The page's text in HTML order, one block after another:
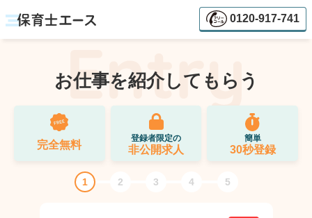
0120-917-741
お仕事を紹介してもらう
完全無料
登録者限定の
非公開求人
簡単
30秒登録
1 2 3 4 5